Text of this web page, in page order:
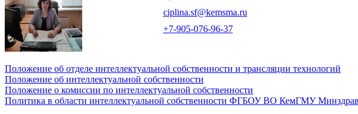
ciplina.sf@kemsma.ru
+7-905-076-96-37
Положение об отделе интеллектуальной собственности и трансляции технологий
Положение об интеллектуальной собственности
Положение о комиссии по интеллектуальной собственности
Политика в области интеллектуальной собственности ФГБОУ ВО КемГМУ